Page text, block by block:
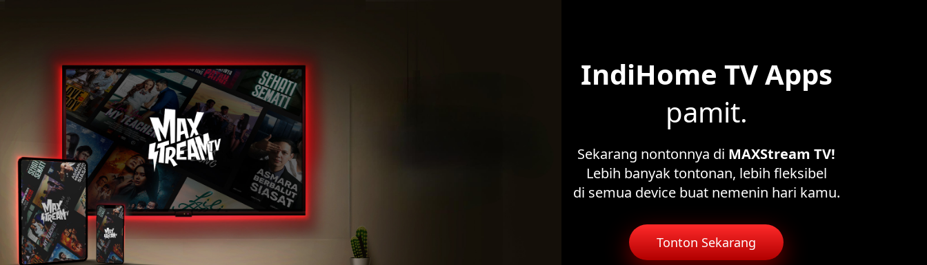
IndiHome TV Apps
pamit.
Sekarang nontonnya di MAXStream TV!
Lebih banyak tontonan, lebih fleksibel
di semua device buat nemenin hari kamu.
Tonton Sekarang